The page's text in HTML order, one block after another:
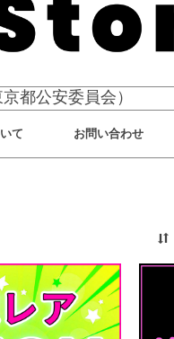
都公安委員会）
て お問い合わせ